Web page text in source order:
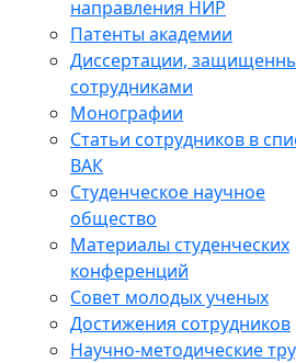
направления НИР
Патенты академии
Диссертации,
сотрудниками
Монографии
Статьи сотрудников в
ВАК
Студенческое научное
общество
Материалы студенческих
конференций
Совет молодых ученых
Достижения сотрудников
Научно-методические